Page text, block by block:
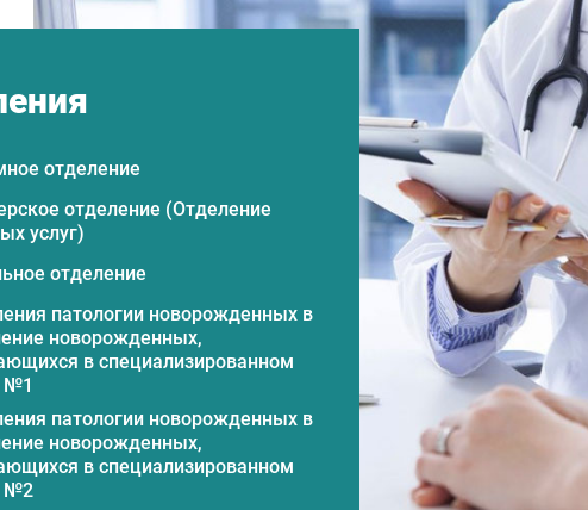
отделение
отделение (Отделение
услуг)
отделение
патологии новорожденных в
новорожденных,
в специализированном
№1
патологии новорожденных в
новорожденных,
в специализированном
№2